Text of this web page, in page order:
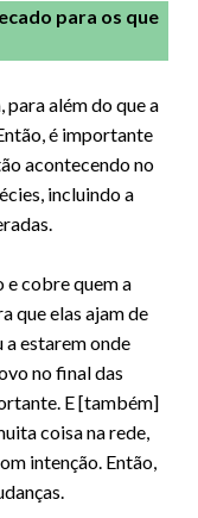
para os que
além do que a
é importante
acontecendo no
incluindo a
e cobre quem a
que elas ajam de
estarem onde
no final das
E [também]
coisa na rede,
intenção. Então,